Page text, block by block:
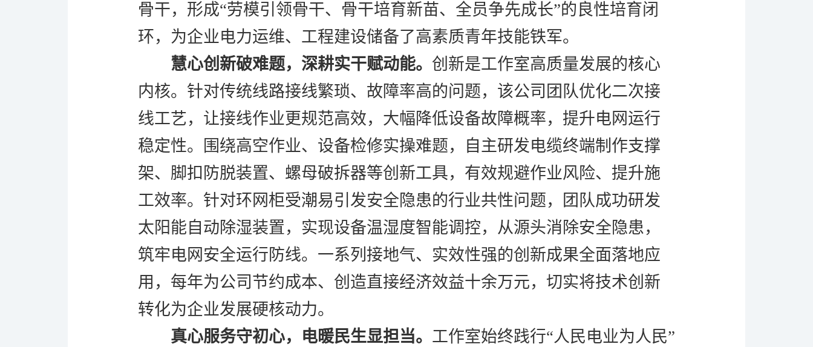
骨干，形成“劳模引领骨干、骨干培育新苗、全员争先成长”的良性培育闭
环，为企业电力运维、工程建设储备了高素质青年技能铁军。
慧心创新破难题，深耕实干赋动能。 创新是工作室高质量发展的核心
内核。针对传统线路接线繁琐、故障率高的问题， 该公司 团队优化二次接
线工艺，让接线作业更规范高效，大幅降低设备故障概率，提升电网运行
稳定性。围绕高空作业、设备检修实操难题，自主研发电缆终端制作支撑
架、脚扣防脱装置、螺母破拆器等创新工具，有效规避作业风险、提升施
工效率。针对环网柜受潮易引发安全隐患的行业共性问题，团队成功研发
太阳能自动除湿装置，实现设备温湿度智能调控，从源头消除安全隐患，
筑牢电网安全运行防线。一系列接地气、实效性强的创新成果全面落地应
用，每年为公司节约成本、创造直接经济效益十余万元，切实将技术创新
转化为企业发展硬核动力。
真心服务守初心，电暖民生显担当。 工作室始终践行“人民电业为人民”